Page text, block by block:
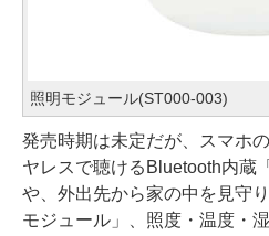
照明モジュール(ST000-003)
発売時期は未定だが、スマホ
ヤレスで聴けるBluetooth内蔵
や、外出先から家の中を見守
モジュール」、照度・温度・